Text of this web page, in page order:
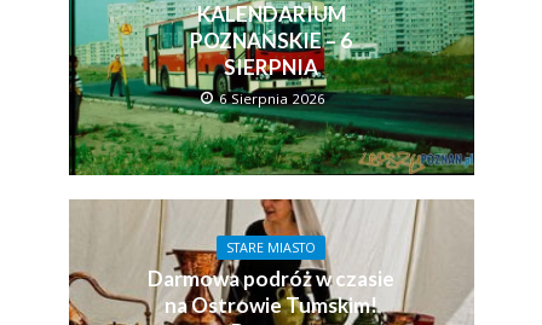
KALENDARIUM
POZNAŃSKIE – 6
SIERPNIA
6 Sierpnia 2026
STARE MIASTO
Darmowa podróż w czasie
na Ostrowie Tumskim!